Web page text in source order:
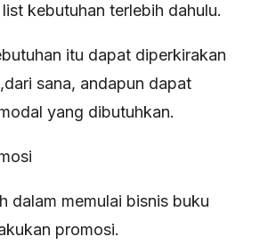
kebutuhan terlebih dahulu.
itu dapat diperkirakan
sana, andapun dapat
yang dibutuhkan.
dalam memulai bisnis buku
promosi.